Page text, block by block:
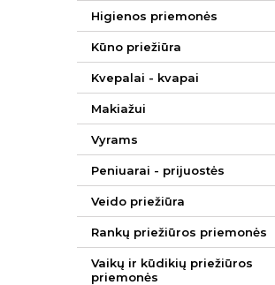
Higienos priemonės
Kūno priežiūra
Kvepalai - kvapai
Makiažui
Vyrams
Peniuarai - prijuostės
Veido priežiūra
Rankų priežiūros priemonės
Vaikų ir kūdikių priežiūros
priemonės